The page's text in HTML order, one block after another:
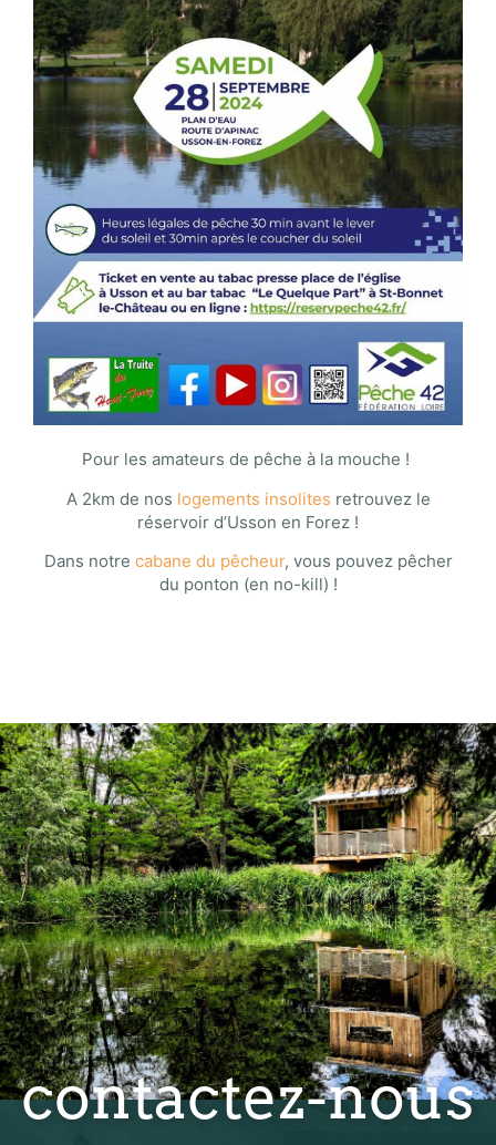
Pour les amateurs de pêche à la mouche !
A 2km de nos logements insolites retrouvez le
réservoir d’Usson en Forez !
Dans notre cabane du pêcheur, vous pouvez pêcher
du ponton (en no-kill) !
contactez-nous